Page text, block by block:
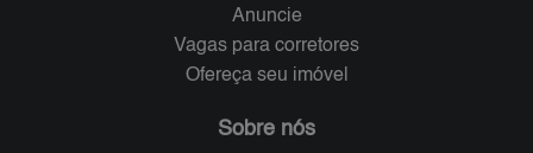
Anuncie
Vagas para corretores
Ofereça seu imóvel
Sobre nós